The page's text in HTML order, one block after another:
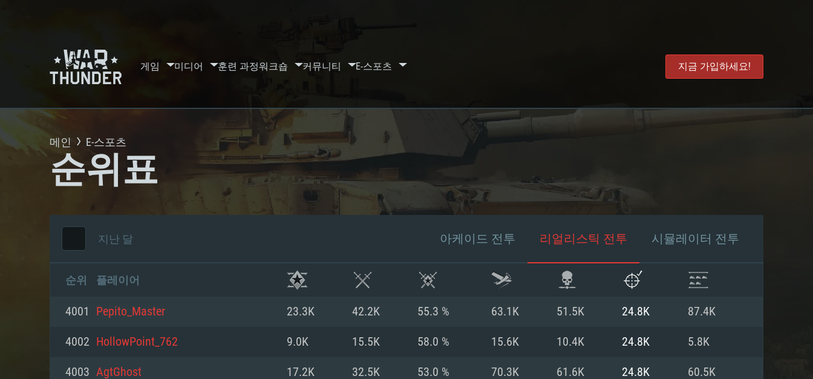
게임 미디어 훈련 과정워크숍 커뮤니티 E-스포츠 지금 가입하세요!
메인 E-스포츠
순위표
지난 달 아케이드 전투 리얼리스틱 전투 시뮬레이터 전투
순위 플레이어
4001 Pepito_Master 23.3K 42.2K 55.3 % 63.1K 51.5K 24.8K 87.4K
4002 HollowPoint_762 9.0K 15.5K 58.0 % 15.6K 10.4K 24.8K 5.8K
4003 AgtGhost 17.2K 32.5K 53.0 % 70.3K 61.6K 24.8K 60.5K